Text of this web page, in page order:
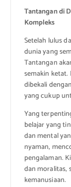
Tantangan di
Kompleks
Setelah lulus
dunia yang
Tantangan
semakin
dibekali
yang cukup
Yang
belajar yang
dan mental
nyaman,
pengalaman.
dan moralitas,
kemanusiaan.